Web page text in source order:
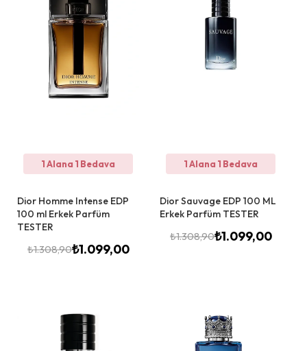
1 Alana 1 Bedava
Dior Homme Intense EDP
100 ml Erkek Parfüm
TESTER
₺1.308,90₺1.099,00
1 Alana 1 Bedava
Dior Sauvage EDP 100 ML
Erkek Parfüm TESTER
₺1.308,90₺1.099,00